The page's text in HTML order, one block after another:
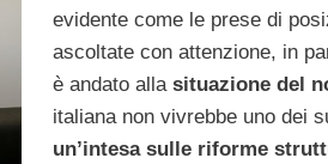
evidente come le prese di
ascoltate con attenzione, in
è andato alla situazione del
italiana non vivrebbe uno dei
un’intesa sulle riforme